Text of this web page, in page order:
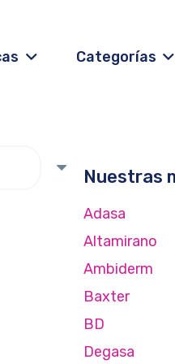
Categorías
Nuestras
Adasa
Altamirano
Ambiderm
Baxter
BD
Degasa